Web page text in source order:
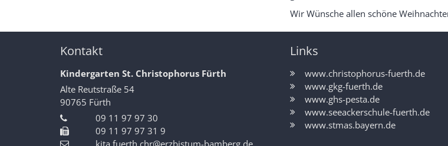
Wir Wünsche allen schöne
Kontakt
Kindergarten St. Christophorus Fürth
Alte Reutstraße 54
90765 Fürth
09 11 97 97 30
09 11 97 97 31 9
kita.fuerth.chr@erzbistum-bamberg.de
Links
www.christophorus-fuerth.de
www.gkg-fuerth.de
www.ghs-pesta.de
www.seeackerschule-fuerth.de
www.stmas.bayern.de